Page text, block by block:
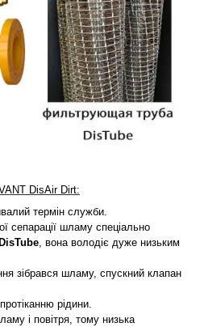
DisAir Dirt:
термін служби.
сепарації шламу спеціально
DisTube, вона володіє дуже низьким
зібрався шламу, спускний клапан
рідини.
і повітря, тому низька